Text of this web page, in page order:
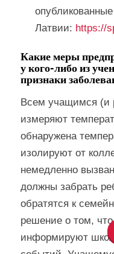
Латвии: https://
Какие меры
у кого-либо из
признаки
Всем учащимся (и
измеряют
обнаружена
изолируют от
немедленно
должны забрать
обратятся к
решение о том,
информируют